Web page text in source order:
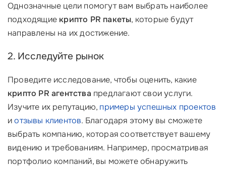
Однозначные цели помогут вам выбрать наиболее
подходящие крипто PR пакеты, которые будут
направлены на их достижение.
2. Исследуйте рынок
Проведите исследование, чтобы оценить, какие
крипто PR агентства предлагают свои услуги.
Изучите их репутацию, примеры успешных проектов
иотзывы клиентов. Благодаря этому вы сможете
выбрать компанию, которая соответствует вашему
видению и требованиям. Например, просматривая
портфолио компаний, вы можете обнаружить